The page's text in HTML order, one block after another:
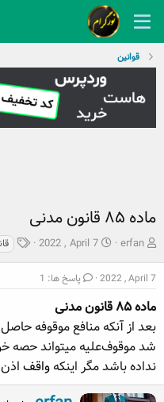
قوانین
ماده ۸۵ قانون مدنی
ش
و
ک
ن
د
ه
م
erfan
ت
ر
خ
ش
و
ع
2022 , April 7
ب
ه
2022 , April 7 پاسخ ها: 1
ماده ۸۵ قانون مدنی
بعد از آنکه منافع موقوفه
شد موقوف‌علیه میتواند حصه
نداده باشد مگر اینکه واقف
W